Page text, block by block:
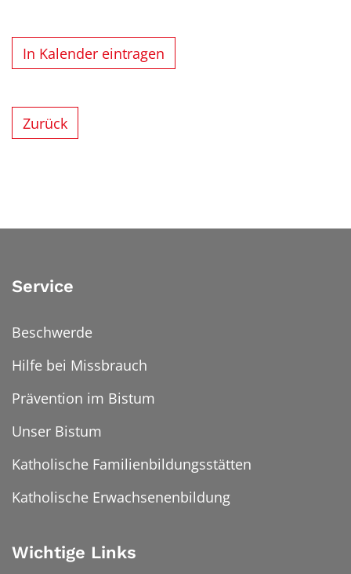
In Kalender eintragen
Zurück
Service
Beschwerde
Hilfe bei Missbrauch
Prävention im Bistum
Unser Bistum
Katholische Familienbildungsstätten
Katholische Erwachsenenbildung
Wichtige Links